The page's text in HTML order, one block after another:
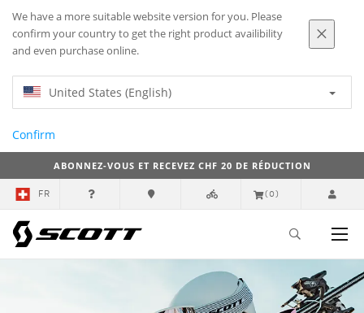
We have a more suitable website version for you. Please
confirm your country to get the right product availibility
and even purchase online.
United States (English)
Confirm
ABONNEZ-VOUS ET RECEVEZ CHF 20 DE RÉDUCTION
FR (0)